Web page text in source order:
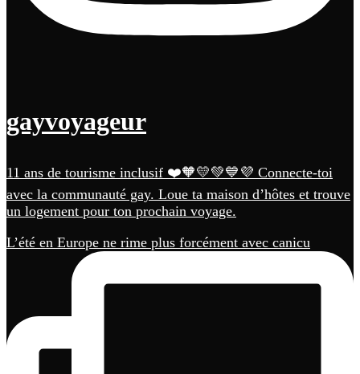
gayvoyageur
11 ans de tourisme inclusif ❤️🧡💛💚💙💜 Connecte-toi
avec la communauté gay. Loue ta maison d’hôtes et trouve
un logement pour ton prochain voyage.
L’été en Europe ne rime plus forcément avec canicu